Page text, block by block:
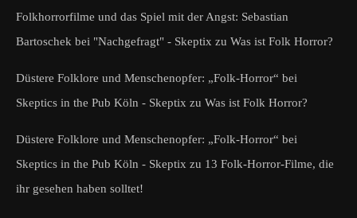
Folkhorrorfilme und das Spiel mit der Angst: Sebastian
Bartoschek bei "Nachgefragt" - Skeptix zu Was ist Folk Horror?
Düstere Folklore und Menschenopfer: „Folk-Horror“ bei
Skeptics in the Pub Köln - Skeptix zu Was ist Folk Horror?
Düstere Folklore und Menschenopfer: „Folk-Horror“ bei
Skeptics in the Pub Köln - Skeptix zu 13 Folk-Horror-Filme, die
ihr gesehen haben solltet!